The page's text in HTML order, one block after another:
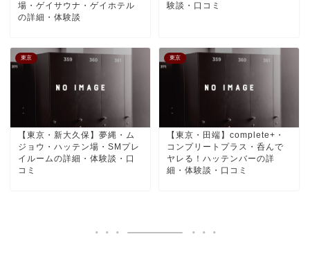
場・ゲイサウナ・ゲイホテル
の詳細・体験談
験談・口コミ
東京
【東京・新大久保】夢縄・ム
ジョウ・ハッテン場・SMプレ
イルームの詳細・体験談・口
コミ
東京
【東京・田端】complete+・
コンプリートプラス・呑んで
ヤレる！ハッテンバーの詳
細・体験談・口コミ